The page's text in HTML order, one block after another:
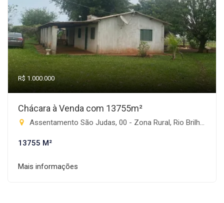
R$ 1.000.000
Chácara à Venda com 13755m²
Assentamento São Judas, 00 - Zona Rural, Rio Brilhante-MS
13755 M²
Mais informações